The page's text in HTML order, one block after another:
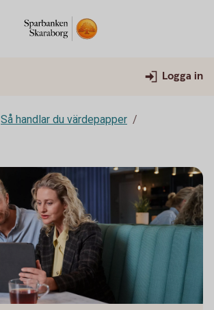
Logga in
Så handlar du värdepapper